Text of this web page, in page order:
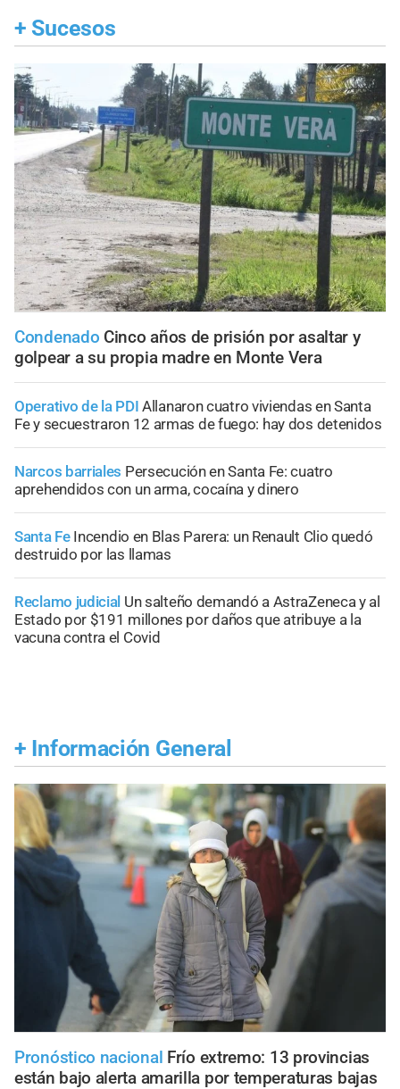
+ Sucesos
Condenado Cinco años de prisión por asaltar y
golpear a su propia madre en Monte Vera
Operativo de la PDI Allanaron cuatro viviendas en Santa
Fe y secuestraron 12 armas de fuego: hay dos detenidos
Narcos barriales Persecución en Santa Fe: cuatro
aprehendidos con un arma, cocaína y dinero
Santa Fe Incendio en Blas Parera: un Renault Clio quedó
destruido por las llamas
Reclamo judicial Un salteño demandó a AstraZeneca y al
Estado por $191 millones por daños que atribuye a la
vacuna contra el Covid
+ Información General
Pronóstico nacional Frío extremo: 13 provincias
están bajo alerta amarilla por temperaturas bajas